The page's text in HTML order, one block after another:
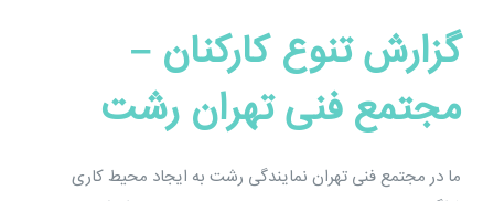
گزارش تنوع کارکنان –
مجتمع فنی تهران رشت
ما در مجتمع فنی تهران نمایندگی رشت به ایجاد محیط کاری